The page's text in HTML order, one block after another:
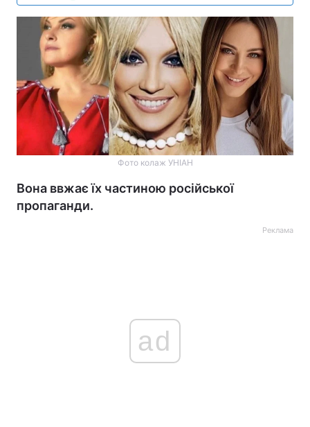
Фото колаж УНІАН
Вона ввжає їх частиною російської
пропаганди.
Реклама
ad